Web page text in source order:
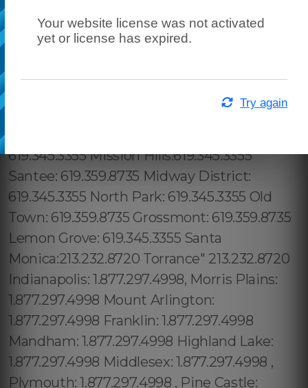
Your website license was not activated
yet or license has expired.
Try again